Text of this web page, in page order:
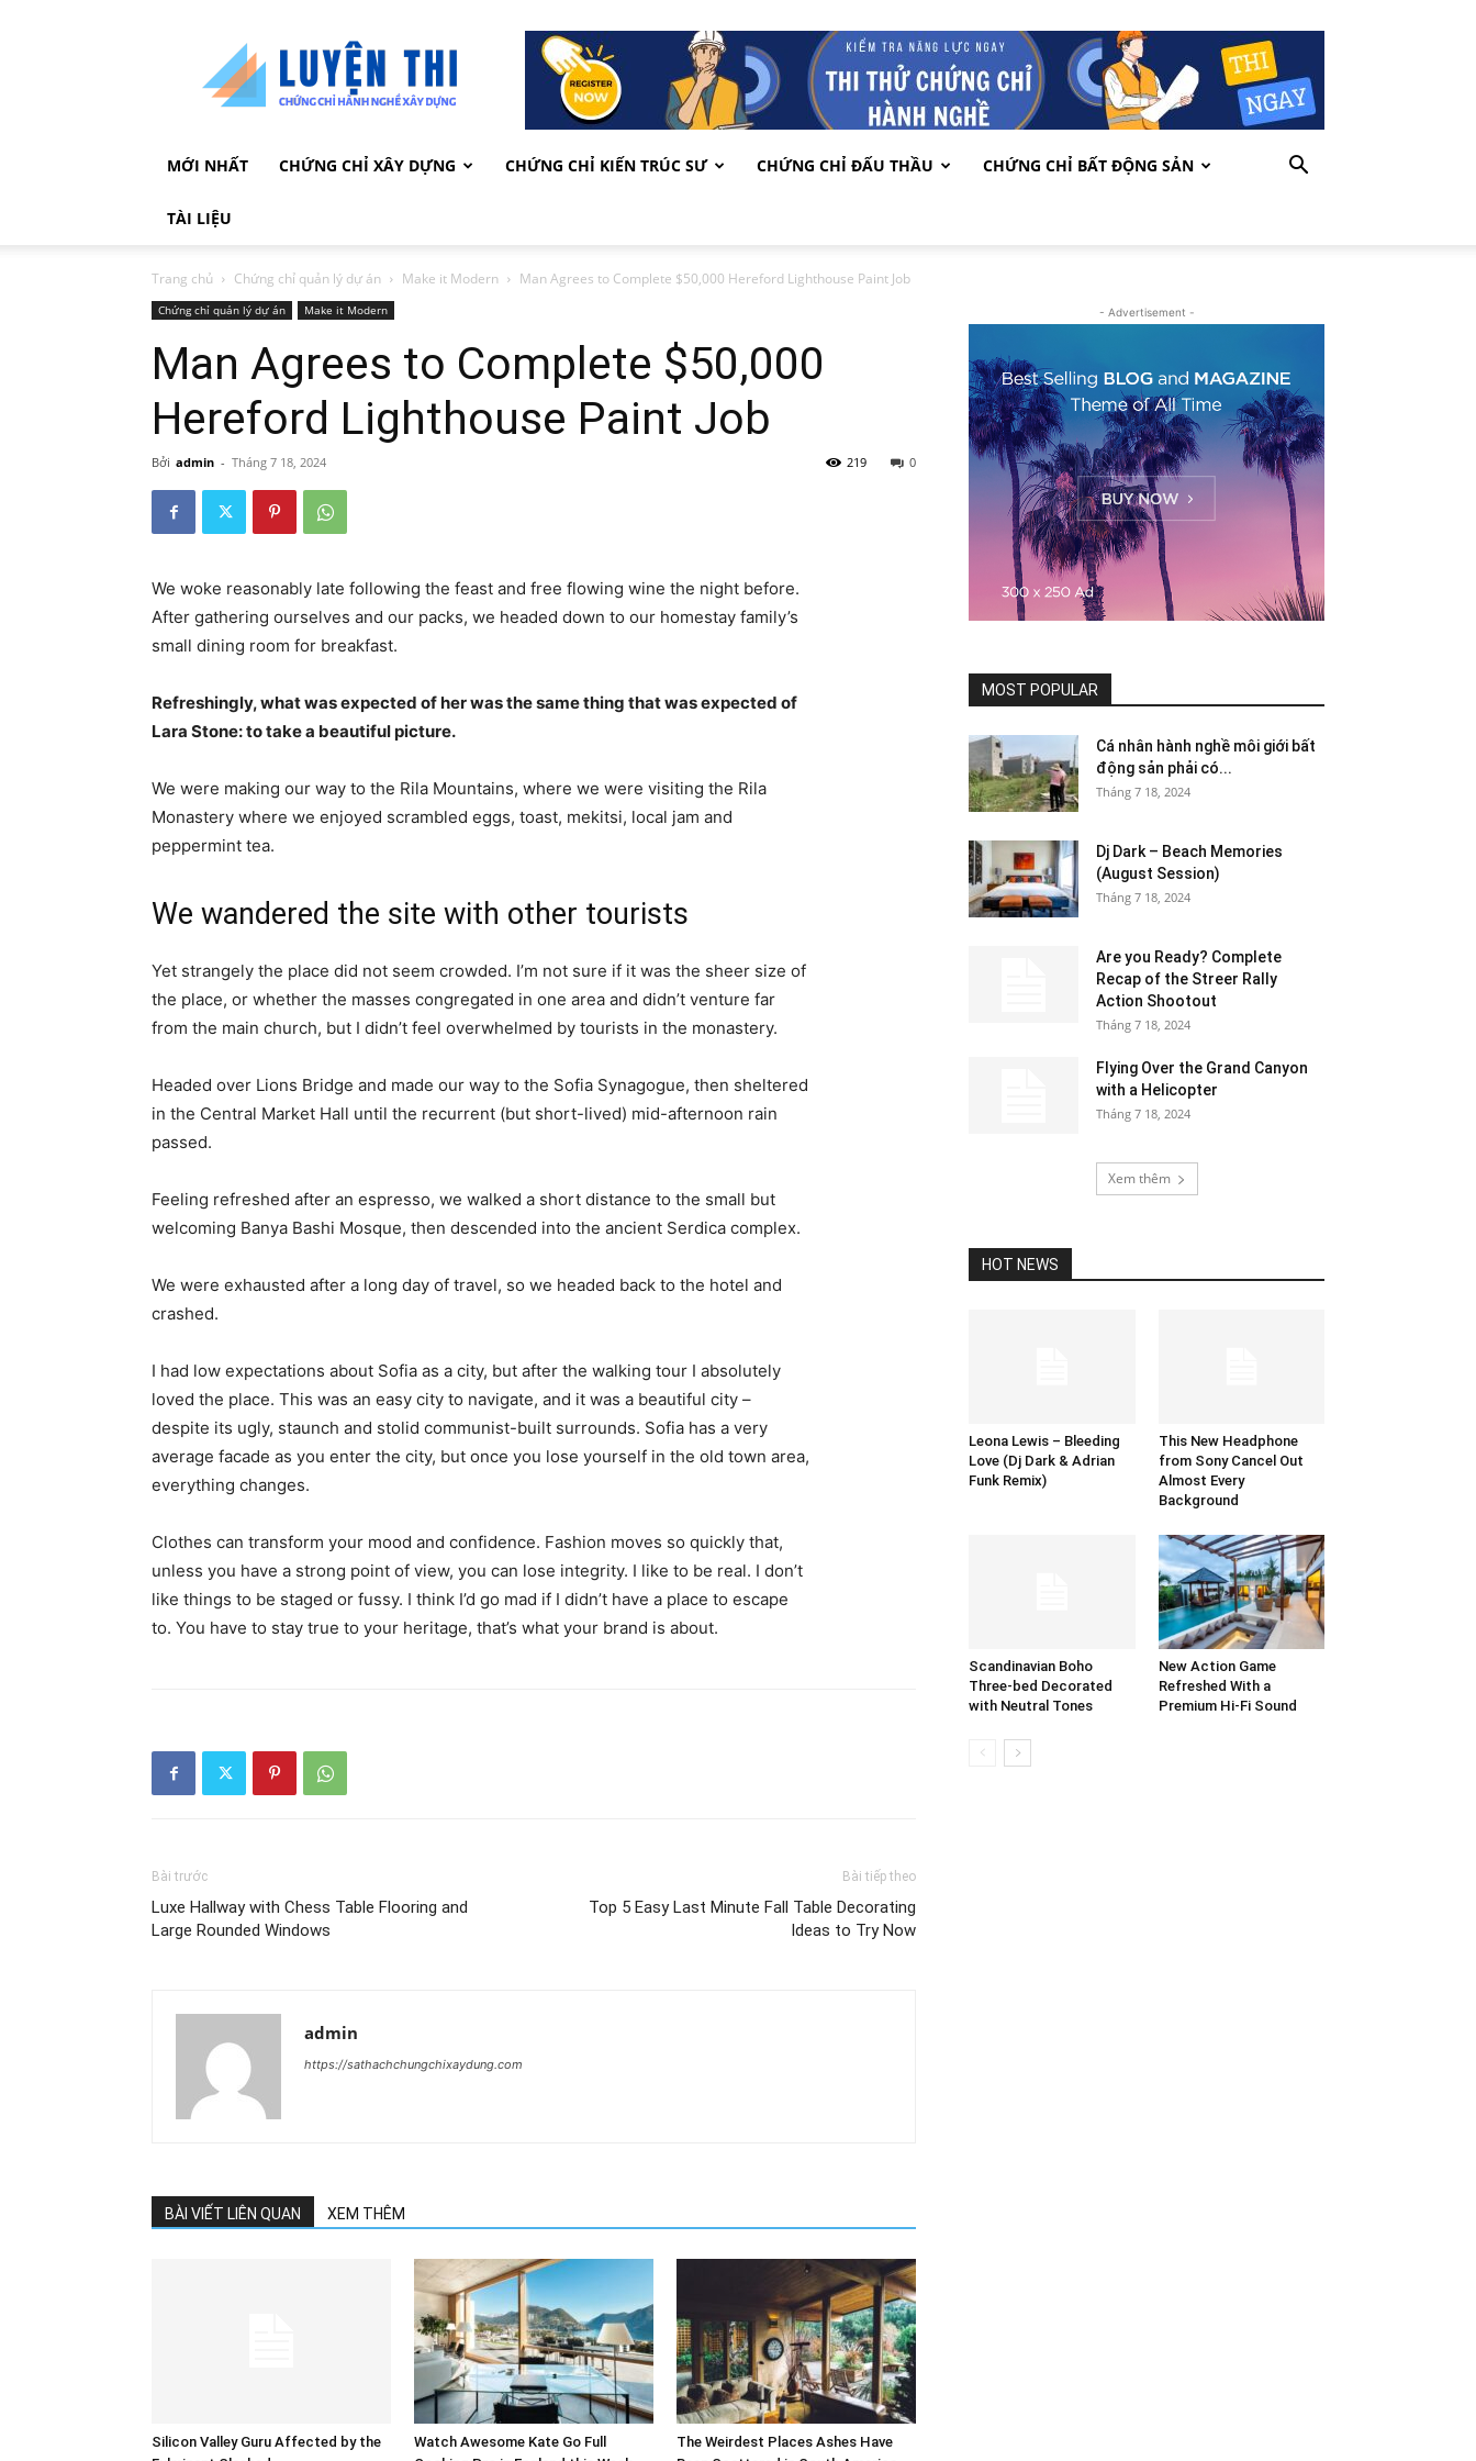
Chứng
chỉ
hành
nghề
dựng
MỚI NHẤT CHỨNG CHỈ XÂY DỰNG CHỨNG CHỈ KIẾN TRÚC SƯ CHỨNG CHỈ ĐẤU THẦU CHỨNG CHỈ BẤT ĐỘNG SẢN
TÀI LIỆU
Trang chủ Chứng chỉ quản lý dự án Make it Modern Man Agrees to Complete $50,000 Hereford Lighthouse Paint Job
Chứng chỉ quản lý dự án Make it Modern
Man Agrees to Complete $50,000
Hereford Lighthouse Paint Job
Bởi admin - Tháng 7 18, 2024 0
219
We woke reasonably late following the feast and free flowing wine the night before.
After gathering ourselves and our packs, we headed down to our homestay family’s
small dining room for breakfast.
Refreshingly, what was expected of her was the same thing that was expected of
Lara Stone: to take a beautiful picture.
We were making our way to the Rila Mountains, where we were visiting the Rila
Monastery where we enjoyed scrambled eggs, toast, mekitsi, local jam and
peppermint tea.
We wandered the site with other tourists
Yet strangely the place did not seem crowded. I’m not sure if it was the sheer size of
the place, or whether the masses congregated in one area and didn’t venture far
from the main church, but I didn’t feel overwhelmed by tourists in the monastery.
Headed over Lions Bridge and made our way to the Sofia Synagogue, then sheltered
in the Central Market Hall until the recurrent (but short-lived) mid-afternoon rain
passed.
Feeling refreshed after an espresso, we walked a short distance to the small but
welcoming Banya Bashi Mosque, then descended into the ancient Serdica complex.
We were exhausted after a long day of travel, so we headed back to the hotel and
crashed.
I had low expectations about Sofia as a city, but after the walking tour I absolutely
loved the place. This was an easy city to navigate, and it was a beautiful city –
despite its ugly, staunch and stolid communist-built surrounds. Sofia has a very
average facade as you enter the city, but once you lose yourself in the old town area,
everything changes.
Clothes can transform your mood and confidence. Fashion moves so quickly that,
unless you have a strong point of view, you can lose integrity. I like to be real. I don’t
like things to be staged or fussy. I think I’d go mad if I didn’t have a place to escape
to. You have to stay true to your heritage, that’s what your brand is about.
Bài trước
Luxe Hallway with Chess Table Flooring and
Large Rounded Windows
Bài tiếp theo
Top 5 Easy Last Minute Fall Table Decorating
Ideas to Try Now
admin
https://sathachchungchixaydung.com
BÀI VIẾT LIÊN QUAN XEM THÊM
Silicon Valley Guru Affected by the
Watch Awesome Kate Go Full
The Weirdest Places Ashes Have
- Advertisement -
MOST POPULAR
Cá nhân hành nghề môi giới bất
động sản phải có...
Tháng 7 18, 2024
Dj Dark – Beach Memories
(August Session)
Tháng 7 18, 2024
Are you Ready? Complete
Recap of the Streer Rally
Action Shootout
Tháng 7 18, 2024
Flying Over the Grand Canyon
with a Helicopter
Tháng 7 18, 2024
Xem thêm
HOT NEWS
Leona Lewis – Bleeding
Love (Dj Dark & Adrian
Funk Remix)
This New Headphone
from Sony Cancel Out
Almost Every
Background
Scandinavian Boho
Three-bed Decorated
with Neutral Tones
New Action Game
Refreshed With a
Premium Hi-Fi Sound